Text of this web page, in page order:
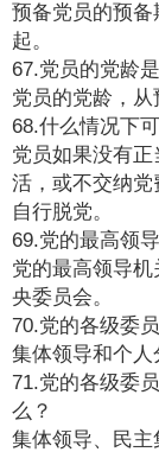
预备党员的预
起。
67.党员的党龄
党员的党龄，从
68.什么情况下
党员如果没有
活，或不交纳
自行脱党。
69.党的最高领
党的最高领导
央委员会。
70.党的各级委
集体领导和个人
71.党的各级委
么？
集体领导、民主